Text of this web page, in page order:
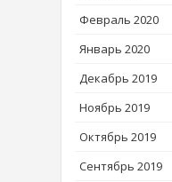
Февраль 2020
Январь 2020
Декабрь 2019
Ноябрь 2019
Октябрь 2019
Сентябрь 2019